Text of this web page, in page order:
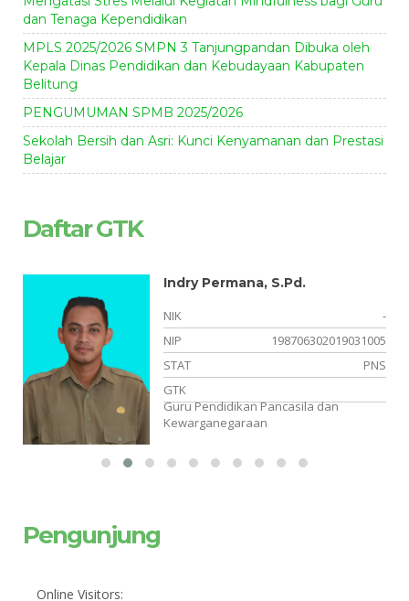
dan Tenaga Kependidikan
MPLS 2025/2026 SMPN 3 Tanjungpandan Dibuka oleh
Kepala Dinas Pendidikan dan Kebudayaan Kabupaten
Belitung
PENGUMUMAN SPMB 2025/2026
Sekolah Bersih dan Asri: Kunci Kenyamanan dan Prestasi
Belajar
Daftar GTK
Indry Permana, S.Pd.
NIK
-
NIP
198706302019031005
STAT
PNS
GTK
Guru Pendidikan Pancasila dan
Kewarganegaraan
Pengunjung
Online Visitors: